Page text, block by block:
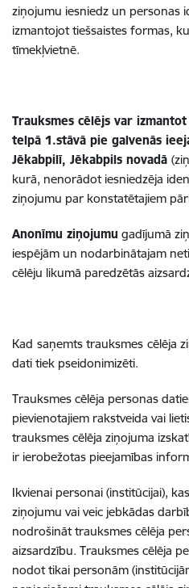
ziņojumu iesniedz un personas
izmantojot tiešsaistes formas,
tīmekļvietnē.
Trauksmes cēlējs var
telpā 1.stāvā pie galvenās
Jēkabpilī, Jēkabpils novadā
kurā, nenorādot iesniedzēja
ziņojumu par konstatētajiem
Anonīmu ziņojumu gadījumā
iespējām un nodarbinātajam
cēlēju likumā paredzētās
Kad saņemts trauksmes cēlēja
dati tiek pseidonimizēti.
Trauksmes cēlēja personas
pievienotajiem rakstveida vai
trauksmes cēlēja ziņojuma
ir ierobežotas pieejamības
Ikvienai personai (institūcijai),
ziņojumu vai veic jebkādas
nodrošināttrauksmes cēlēja
aizsardzību. Trauksmes cēlēja
nodottikai personām